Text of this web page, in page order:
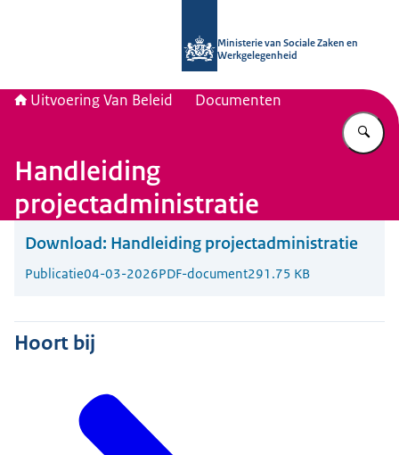
Ministerie van Sociale Zaken en
Werkgelegenheid
Uitvoering Van Beleid Documenten
Handleiding
projectadministratie
Download: Handleiding projectadministratie
Publicatie04-03-2026PDF-document291.75 KB
Hoort bij